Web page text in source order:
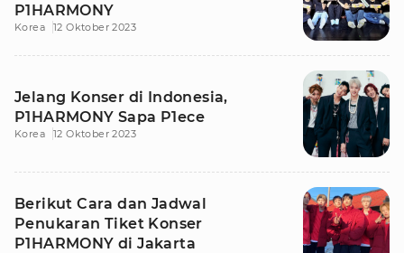
P1HARMONY
Korea 12 Oktober 2023
Jelang Konser di Indonesia,
P1HARMONY Sapa P1ece
Korea 12 Oktober 2023
Berikut Cara dan Jadwal
Penukaran Tiket Konser
P1HARMONY di Jakarta